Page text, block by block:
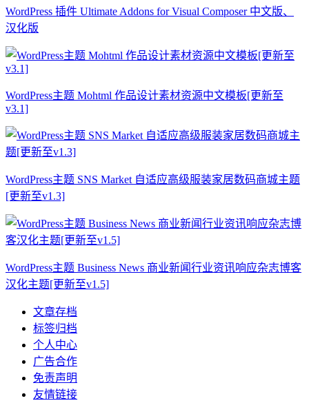
WordPress 插件 Ultimate Addons for Visual Composer 中文版、
汉化版
WordPress主题 Mohtml 作品设计素材资源中文模板[更新至
v3.1]
WordPress主题 SNS Market 自适应高级服装家居数码商城主题
[更新至v1.3]
WordPress主题 Business News 商业新闻行业资讯响应杂志博客
汉化主题[更新至v1.5]
文章存档
标签归档
个人中心
广告合作
免责声明
友情链接